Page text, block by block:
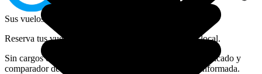
Sus vuelos sin estrés con Option Way
Reserva tus vuelos solo o con la ayuda de tu agencia local.
Sin cargos ocultos, sin publicidad. Servicio al cliente dedicado y
comparador de huellas de carbono para una elección informada.